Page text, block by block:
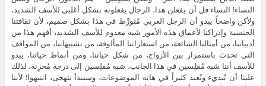
النساء! النساء قل أن يفعلن هذا، الرجال يفعلونه بشكل أغلبي للأسف الشديد،
ولأكن واضحاً يبدو أن الرجل العربي مُتورِّط في هذا بشكل صميم، لأن ثقافتنا
الجنسية وإدراكنا لأعماق هذه الأمور شبه معدوم للأسف الشديد، أفهم هذا من
أدبياتنا، من أمثالنا الشائعة، من استعاراتنا المألوفة، من تشبيهاتنا، من المواقف
التي تحدث باستمرار بين الأزواج، من شكل حياتنا، ومن أنماط حياتنا، يبدو
للأسف أننا شبه مُفلِسين في هذا الجانب، شبه مُفلِسين إلى درجة مُحزِنة، لذلك
علينا أن نُبديء ونُعيد كثيراً في هاته الموضوعات، وسنبدأ نتهجى، انتبهوا! لأننا